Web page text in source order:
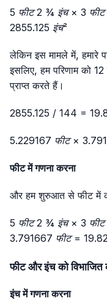
5 फीट 2 ¾ इंच × 3
2855.125 इंच²
लेकिन इस मामले में, हमारे
इसलिए, हम परिणाम को
प्राप्त करते हैं।
2855.125 / 144 =
5.229167 फीट ×
फीट में गणना करना
और हम शुरुआत से फीट में
5 फीट 2 ¾ इंच × 3
3.791667 फीट =
फीट और इंच को विभाजित
इंच में गणना करना